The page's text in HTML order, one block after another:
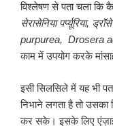
विश्लेषण से पता चला कि
सेरासेनिया पर्प्य़ूरिया,
purpurea, Drosera
काम में उपयोग करके
इसी सिलसिले में यह भी
निभाने लगता है तो उसका
कर सके। इसके लिए